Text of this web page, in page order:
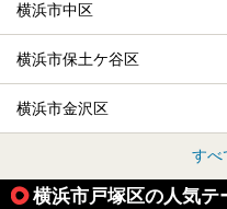
横浜市中区
横浜市保土ケ谷区
横浜市金沢区
すべ
横浜市戸塚区の人気テ